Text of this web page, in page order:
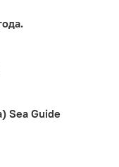
Sea Guide